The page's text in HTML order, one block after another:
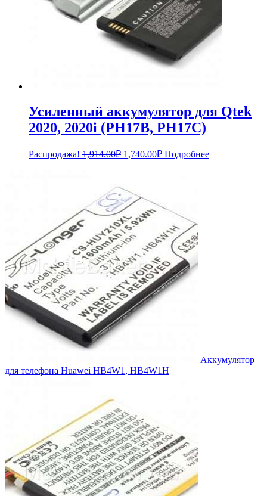
Усиленный аккумулятор для Qtek
2020, 2020i (PH17B, PH17C)
Распродажа! 1,914.00₽ Первоначальная
1,914.00₽.
1,740.00₽Текущая
Подробнее
Аккумулятор
для телефона Huawei HB4W1, HB4W1H